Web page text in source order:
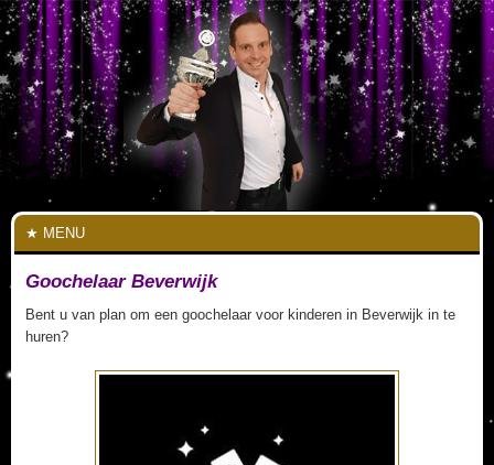
MENU
Goochelaar Beverwijk
Bent u van plan om een goochelaar voor kinderen in Beverwijk in te
huren?